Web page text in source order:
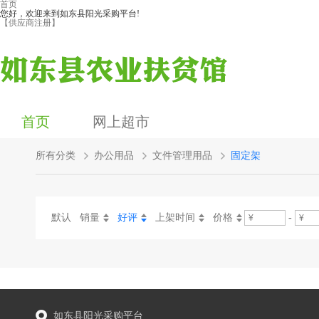
首页
您好，欢迎来到如东县阳光采购平台!
【供应商注册】
首页 网上超市
所有分类 办公用品 文件管理用品 固定架
默认 销量 好评 上架时间 价格 -
如东县阳光采购平台